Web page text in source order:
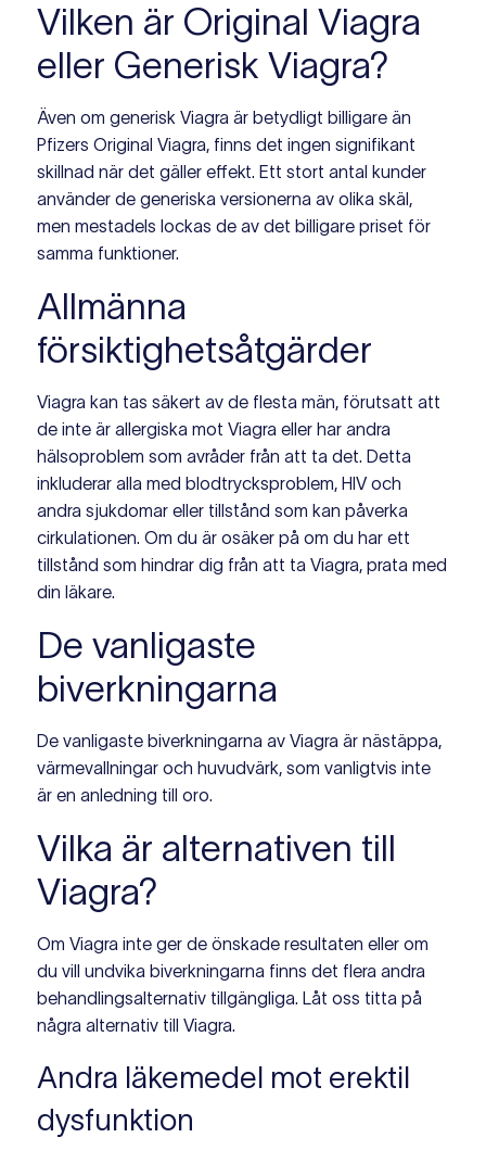
Vilken är Original Viagra
eller Generisk Viagra?
Även om generisk Viagra är betydligt billigare än
Pfizers Original Viagra, finns det ingen signifikant
skillnad när det gäller effekt. Ett stort antal kunder
använder de generiska versionerna av olika skäl,
men mestadels lockas de av det billigare priset för
samma funktioner.
Allmänna
försiktighetsåtgärder
Viagra kan tas säkert av de flesta män, förutsatt att
de inte är allergiska mot Viagra eller har andra
hälsoproblem som avråder från att ta det. Detta
inkluderar alla med blodtrycksproblem, HIV och
andra sjukdomar eller tillstånd som kan påverka
cirkulationen. Om du är osäker på om du har ett
tillstånd som hindrar dig från att ta Viagra, prata med
din läkare.
De vanligaste
biverkningarna
De vanligaste biverkningarna av Viagra är nästäppa,
värmevallningar och huvudvärk, som vanligtvis inte
är en anledning till oro.
Vilka är alternativen till
Viagra?
Om Viagra inte ger de önskade resultaten eller om
du vill undvika biverkningarna finns det flera andra
behandlingsalternativ tillgängliga. Låt oss titta på
några alternativ till Viagra.
Andra läkemedel mot erektil
dysfunktion